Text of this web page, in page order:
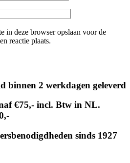
in deze browser opslaan voor de
reactie plaats.
binnen 2 werkdagen geleverd
€75,- incl. Btw in NL.
sinds 1927